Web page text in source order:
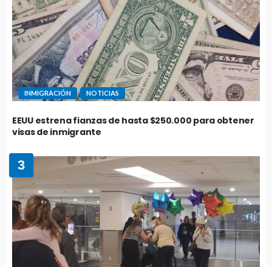
INMIGRACIÓN NOTICIAS
EEUU estrena fianzas de hasta $250.000 para obtener
visas de inmigrante
3